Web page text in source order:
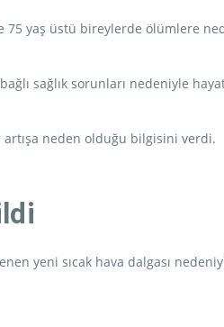
75 yaş üstü bireylerde ölümlere
sağlık sorunları nedeniyle
artışa neden olduğu bilgisini verdi.
yeni sıcak hava dalgası